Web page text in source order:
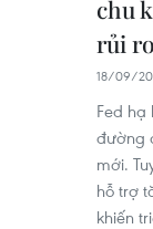
chu
rủi
18/09/
Fed
đường
mới.
hỗ trợ
khiến